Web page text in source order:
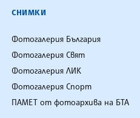
СНИМКИ
Фотогалерия България
Фотогалерия Свят
Фотогалерия ЛИК
Фотогалерия Спорт
ПАМЕТ от фотоархива на БТА